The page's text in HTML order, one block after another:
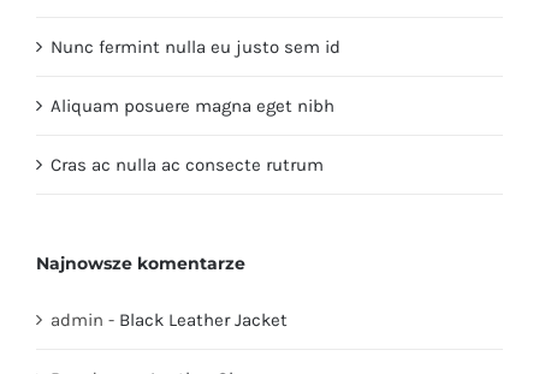
Nunc fermint nulla eu justo sem id
Aliquam posuere magna eget nibh
Cras ac nulla ac consecte rutrum
Najnowsze komentarze
admin - Black Leather Jacket